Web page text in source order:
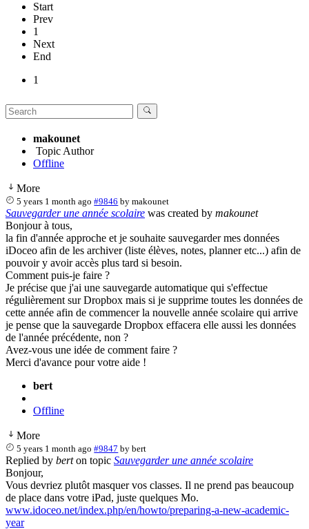
Start
Prev
1
Next
End
1
makounet
Topic Author
Offline
More
5 years 1 month ago #9846 bymakounet
Sauvegarder une année scolaire was created by makounet
Bonjour à tous,
la fin d'année approche et je souhaite sauvegarder mes données
iDoceo afin de les archiver (liste élèves, notes, planner etc...) afin de
pouvoir y avoir accès plus tard si besoin.
Comment puis-je faire ?
Je précise que j'ai une sauvegarde automatique qui s'effectue
régulièrement sur Dropbox mais si je supprime toutes les données de
cette année afin de commencer la nouvelle année scolaire qui arrive
je pense que la sauvegarde Dropbox effacera elle aussi les données
de l'année précédente, non ?
Avez-vous une idée de comment faire ?
Merci d'avance pour votre aide !
bert
Offline
More
5 years 1 month ago #9847 bybert
Replied by berton topic Sauvegarder une année scolaire
Bonjour,
Vous devriez plutôt masquer vos classes. Il ne prend pas beaucoup
de place dans votre iPad, juste quelques Mo.
www.idoceo.net/index.php/en/howto/preparing-a-new-academic-
year